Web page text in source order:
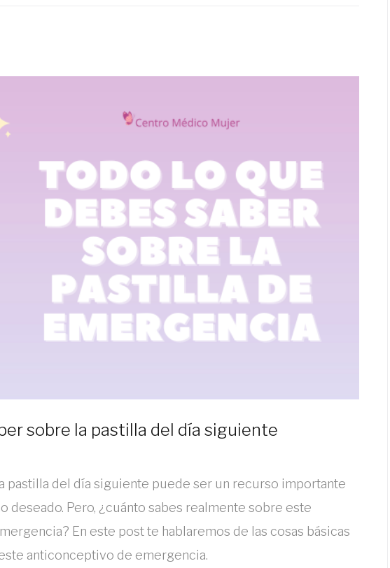
sobre la pastilla del día siguiente
pastilla del día siguiente puede ser un recurso importante
deseado. Pero, ¿cuánto sabes realmente sobre este
En este post te hablaremos de las cosas básicas
anticonceptivo de emergencia.